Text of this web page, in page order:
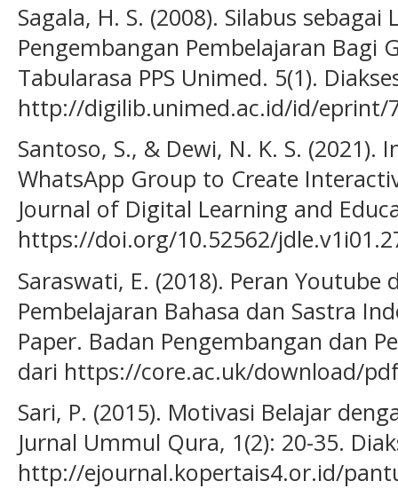
Sagala, H. S. (2008). Silabus
Pengembangan Pembelajaran Bagi
Tabularasa PPS Unimed. 5(1).
http://digilib.unimed.ac.id/id/eprint/
Santoso, S., & Dewi, N. K. S.
WhatsApp Group to Create
Journal of Digital Learning and
https://doi.org/10.52562/
Saraswati, E. (2018). Peran Youtube
Pembelajaran Bahasa dan Sastra
Paper. Badan Pengembangan dan
dari https://core.ac.uk/download/
Sari, P. (2015). Motivasi Belajar
Jurnal Ummul Qura, 1(2): 20-35.
http://ejournal.kopertais4.or.id/